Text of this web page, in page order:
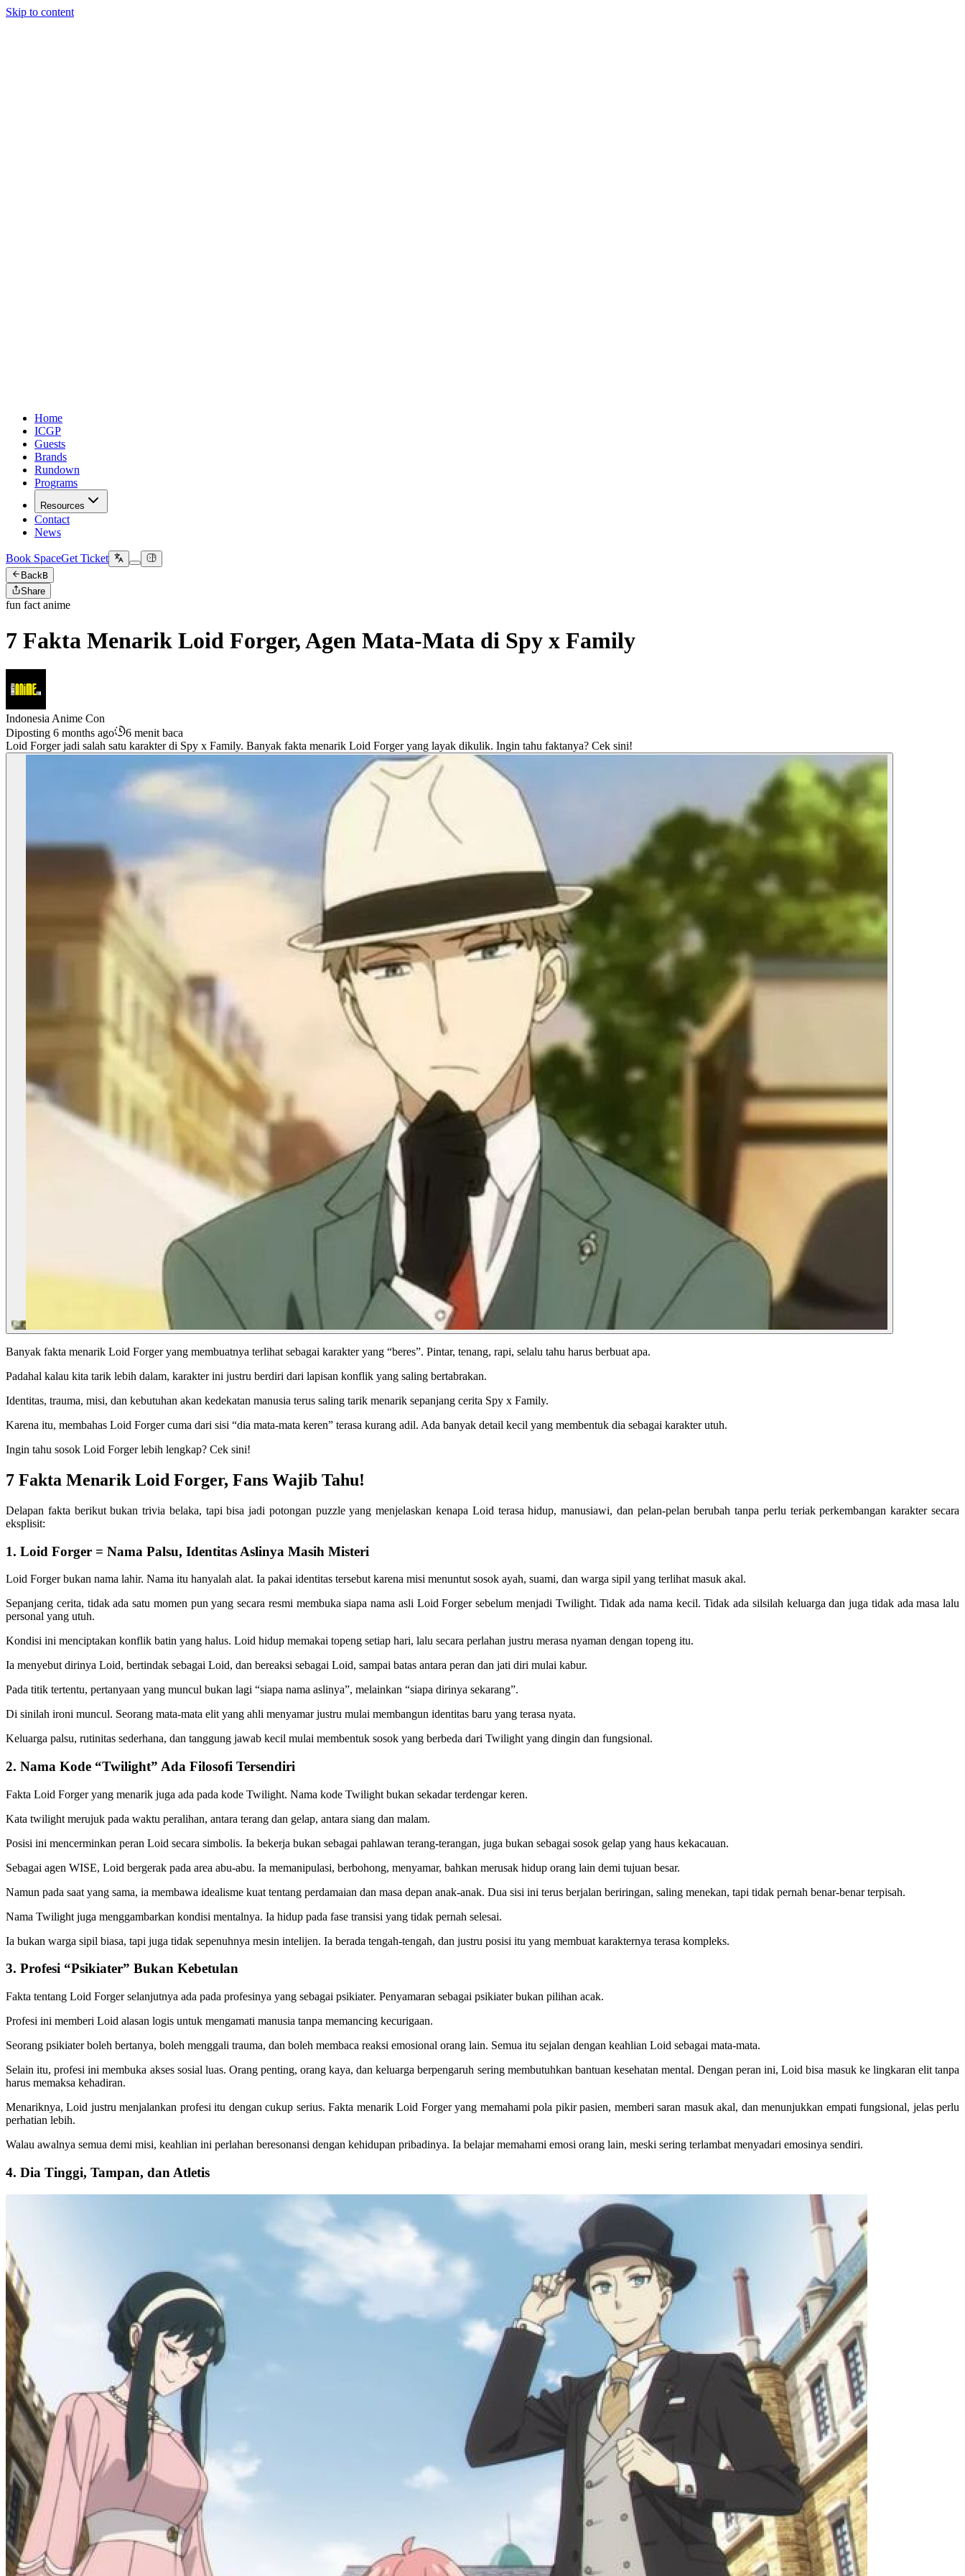
Skip to content
Home
ICGP
Guests
Brands
Rundown
Programs
Resources
Contact
News
Book SpaceGet Ticket
BackB
Share
fun fact anime
7 Fakta Menarik Loid Forger, Agen Mata-Mata di Spy x Family
Indonesia Anime Con
Diposting 6 months ago
6 menit baca
Loid Forger jadi salah satu karakter di Spy x Family. Banyak fakta menarik Loid Forger yang layak dikulik. Ingin tahu faktanya? Cek sini!
Banyak fakta menarik Loid Forger yang membuatnya terlihat sebagai karakter yang “beres”. Pintar, tenang, rapi, selalu tahu harus berbuat apa.
Padahal kalau kita tarik lebih dalam, karakter ini justru berdiri dari lapisan konflik yang saling bertabrakan.
Identitas, trauma, misi, dan kebutuhan akan kedekatan manusia terus saling tarik menarik sepanjang cerita Spy x Family.
Karena itu, membahas Loid Forger cuma dari sisi “dia mata-mata keren” terasa kurang adil. Ada banyak detail kecil yang membentuk dia sebagai karakter utuh.
Ingin tahu sosok Loid Forger lebih lengkap? Cek sini!
7 Fakta Menarik Loid Forger, Fans Wajib Tahu!
Delapan fakta berikut bukan trivia belaka, tapi bisa jadi potongan puzzle yang menjelaskan kenapa Loid terasa hidup, manusiawi, dan pelan-pelan berubah tanpa perlu teriak perkembangan karakter secara
eksplisit:
1. Loid Forger = Nama Palsu, Identitas Aslinya Masih Misteri
Loid Forger bukan nama lahir. Nama itu hanyalah alat. Ia pakai identitas tersebut karena misi menuntut sosok ayah, suami, dan warga sipil yang terlihat masuk akal.
Sepanjang cerita, tidak ada satu momen pun yang secara resmi membuka siapa nama asli Loid Forger sebelum menjadi Twilight. Tidak ada nama kecil. Tidak ada silsilah keluarga dan juga tidak ada masa lalu
personal yang utuh.
Kondisi ini menciptakan konflik batin yang halus. Loid hidup memakai topeng setiap hari, lalu secara perlahan justru merasa nyaman dengan topeng itu.
Ia menyebut dirinya Loid, bertindak sebagai Loid, dan bereaksi sebagai Loid, sampai batas antara peran dan jati diri mulai kabur.
Pada titik tertentu, pertanyaan yang muncul bukan lagi “siapa nama aslinya”, melainkan “siapa dirinya sekarang”.
Di sinilah ironi muncul. Seorang mata-mata elit yang ahli menyamar justru mulai membangun identitas baru yang terasa nyata.
Keluarga palsu, rutinitas sederhana, dan tanggung jawab kecil mulai membentuk sosok yang berbeda dari Twilight yang dingin dan fungsional.
2. Nama Kode “Twilight” Ada Filosofi Tersendiri
Fakta Loid Forger yang menarik juga ada pada kode Twilight. Nama kode Twilight bukan sekadar terdengar keren.
Kata twilight merujuk pada waktu peralihan, antara terang dan gelap, antara siang dan malam.
Posisi ini mencerminkan peran Loid secara simbolis. Ia bekerja bukan sebagai pahlawan terang-terangan, juga bukan sebagai sosok gelap yang haus kekacauan.
Sebagai agen WISE, Loid bergerak pada area abu-abu. Ia memanipulasi, berbohong, menyamar, bahkan merusak hidup orang lain demi tujuan besar.
Namun pada saat yang sama, ia membawa idealisme kuat tentang perdamaian dan masa depan anak-anak. Dua sisi ini terus berjalan beriringan, saling menekan, tapi tidak pernah benar-benar terpisah.
Nama Twilight juga menggambarkan kondisi mentalnya. Ia hidup pada fase transisi yang tidak pernah selesai.
Ia bukan warga sipil biasa, tapi juga tidak sepenuhnya mesin intelijen. Ia berada tengah-tengah, dan justru posisi itu yang membuat karakternya terasa kompleks.
3. Profesi “Psikiater” Bukan Kebetulan
Fakta tentang Loid Forger selanjutnya ada pada profesinya yang sebagai psikiater. Penyamaran sebagai psikiater bukan pilihan acak.
Profesi ini memberi Loid alasan logis untuk mengamati manusia tanpa memancing kecurigaan.
Seorang psikiater boleh bertanya, boleh menggali trauma, dan boleh membaca reaksi emosional orang lain. Semua itu sejalan dengan keahlian Loid sebagai mata-mata.
Selain itu, profesi ini membuka akses sosial luas. Orang penting, orang kaya, dan keluarga berpengaruh sering membutuhkan bantuan kesehatan mental. Dengan peran ini, Loid bisa masuk ke lingkaran elit tanpa
harus memaksa kehadiran.
Menariknya, Loid justru menjalankan profesi itu dengan cukup serius. Fakta menarik Loid Forger yang memahami pola pikir pasien, memberi saran masuk akal, dan menunjukkan empati fungsional, jelas perlu
perhatian lebih.
Walau awalnya semua demi misi, keahlian ini perlahan beresonansi dengan kehidupan pribadinya. Ia belajar memahami emosi orang lain, meski sering terlambat menyadari emosinya sendiri.
4. Dia Tinggi, Tampan, dan Atletis